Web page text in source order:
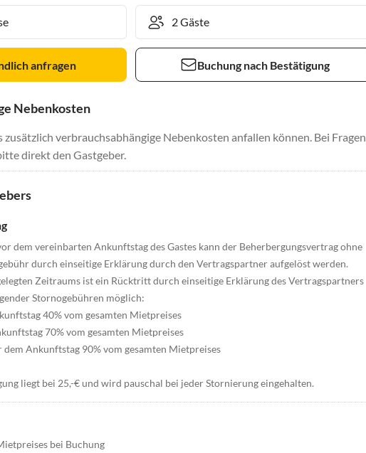
anfragen Buchung nach Bestätigung
Nebenkosten
zusätzlich verbrauchsabhängige Nebenkosten anfallen können. Bei Fragen
direkt den Gastgeber.
dem vereinbarten Ankunftstag des Gastes kann der Beherbergungsvertrag ohne
durch einseitige Erklärung durch den Vertragspartner aufgelöst werden.
Zeitraums ist ein Rücktritt durch einseitige Erklärung des Vertragspartners
Stornogebühren möglich:
40% vom gesamten Mietpreises
70% vom gesamten Mietpreises
Ankunftstag 90% vom gesamten Mietpreises
liegt bei 25,-€ und wird pauschal bei jeder Stornierung eingehalten.
bei Buchung